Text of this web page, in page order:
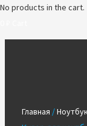
No products in the cart.
Главная /